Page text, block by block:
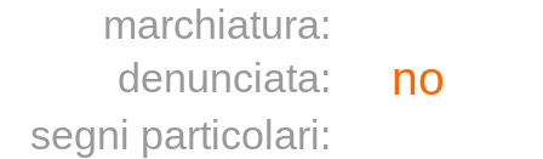
marchiatura:
denunciata:
no
segni particolari: